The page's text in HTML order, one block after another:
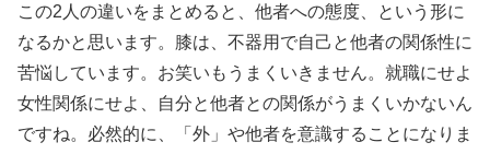
この2人の違いをまとめると、他者への態度、という形に
なるかと思います。膝は、 不器用で自己と他者の関係性に
苦悩しています。お笑いもうまくいきません。就職にせよ
女性関係にせよ、自分と他者との関係がうまくいかないん
ですね。必然的に、「外」や他者を意識することになりま